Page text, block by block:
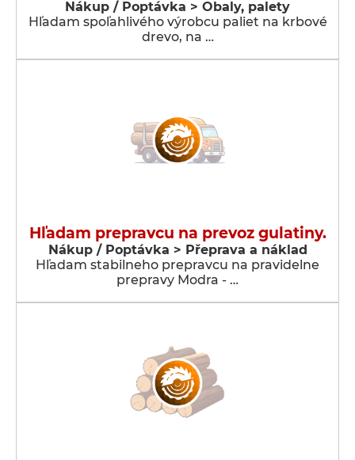
Nákup / Poptávka > Obaly, palety
Hľadam spoľahlivého výrobcu paliet na krbové
drevo, na …
Hľadam prepravcu na prevoz gulatiny.
Nákup / Poptávka > Přeprava a náklad
Hľadam stabilneho prepravcu na pravidelne
prepravy Modra - …